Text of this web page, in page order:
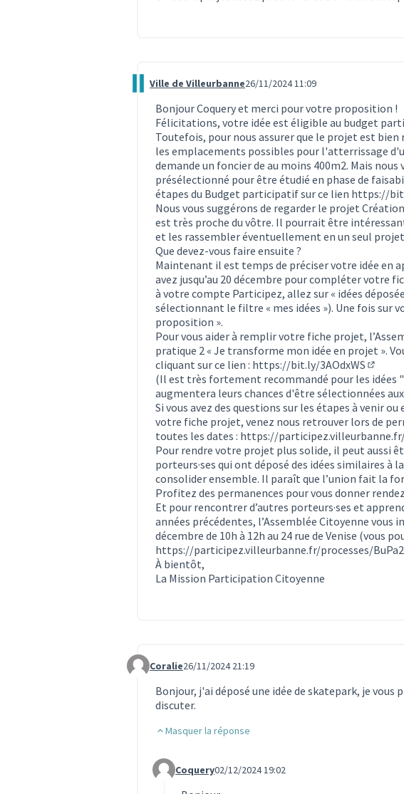
Commentaire 3695
Ville de Villeurbanne26/11/2024 11:09
Bonjour Coquery et merci pour votre proposition !
Félicitations, votre idée est éligible au budget
Toutefois, pour nous assurer que le projet est
les emplacements possibles pour l'atterrissage
demande un foncier de au moins 400m2. Mais
présélectionné pour être étudié en phase de
étapes du Budget participatif sur ce lien https://
Nous vous suggérons de regarder le projet
est très proche du vôtre. Il pourrait être
et les rassembler éventuellement en un seul
Que devez-vous faire ensuite ?
Maintenant il est temps de préciser votre idée en
avez jusqu’au 20 décembre pour compléter votre
à votre compte Participez, allez sur « idées
sélectionnant le filtre « mes idées »). Une fois sur
proposition ».
Pour vous aider à remplir votre fiche projet,
pratique 2 « Je transforme mon idée en projet ».
cliquant sur ce lien : https://bit.ly/3AOdxWS
(Lien
(Il est très fortement recommandé pour les idées
augmentera leurs chances d'être sélectionnées
Si vous avez des questions sur les étapes à venir
votre fiche projet, venez nous retrouver lors de
toutes les dates : https://
Pour rendre votre projet plus solide, il peut aussi
porteurs·ses qui ont déposé des idées similaires à
consolider ensemble. Il paraît que l’union fait la
Profitez des permanences pour vous donner
Et pour rencontrer d’autres porteurs·ses et
années précédentes, l’Assemblée Citoyenne vous
décembre de 10h à 12h au 24 rue de Venise (vous
https://participez.villeurbanne.fr/processes/
À bientôt,
La Mission Participation Citoyenne
Commentaire 3703
Coralie26/11/2024 21:19
Bonjour, j'ai déposé une idée de skatepark, je
discuter.
Masquer la réponse
Commentaire 3797 (réponse au commentaire 3703)
Coquery02/12/2024 19:02